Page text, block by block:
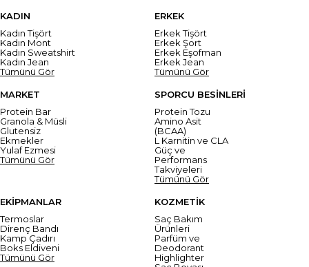
KADIN
Kadın Tişört
Kadın Mont
Kadın Sweatshirt
Kadın Jean
Tümünü Gör
ERKEK
Erkek Tişört
Erkek Şort
Erkek Eşofman
Erkek Jean
Tümünü Gör
MARKET
Protein Bar
Granola & Müsli
Glutensiz
Ekmekler
Yulaf Ezmesi
Tümünü Gör
SPORCU BESİNLERİ
Protein Tozu
Amino Asit
(BCAA)
L Karnitin ve CLA
Güç ve
Performans
Takviyeleri
Tümünü Gör
EKİPMANLAR
Termoslar
Direnç Bandı
Kamp Çadırı
Boks Eldiveni
Tümünü Gör
KOZMETİK
Saç Bakım
Ürünleri
Parfüm ve
Deodorant
Highlighter